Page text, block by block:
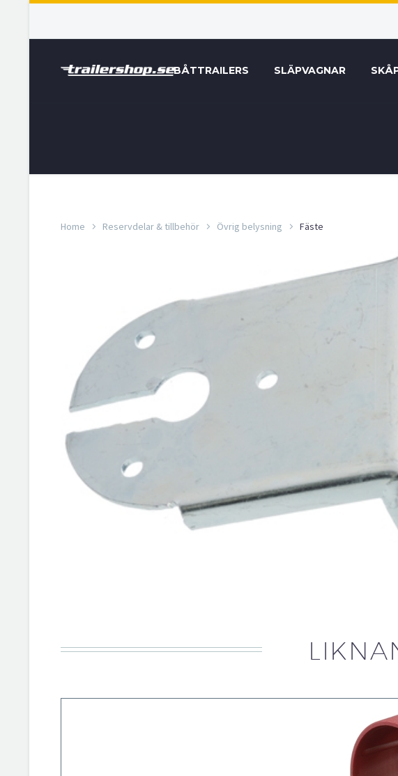
BÅTTRAILERS SLÄPVAGNAR
Home Reservdelar & tillbehör Övrig belysning Fäste